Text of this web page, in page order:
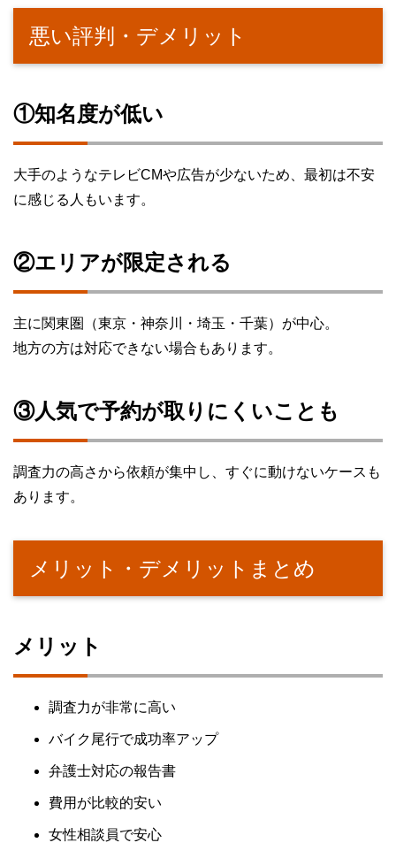
悪い評判・デメリット
①知名度が低い
大手のようなテレビCMや広告が少ないため、最初は不安
に感じる人もいます。
②エリアが限定される
主に関東圏（東京・神奈川・埼玉・千葉）が中心。
地方の方は対応できない場合もあります。
③人気で予約が取りにくいことも
調査力の高さから依頼が集中し、すぐに動けないケースも
あります。
メリット・デメリットまとめ
メリット
調査力が非常に高い
バイク尾行で成功率アップ
弁護士対応の報告書
費用が比較的安い
女性相談員で安心